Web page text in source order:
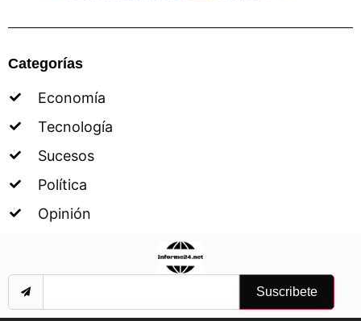
Categorías
Economía
Tecnología
Sucesos
Política
Opinión
Suscribete